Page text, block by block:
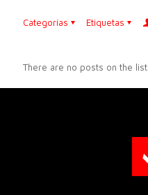
Categorías Etiquetas
There are no posts on the list.